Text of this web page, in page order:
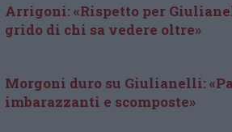
Arrigoni: «Rispetto per
grido di chi sa vedere oltre»
Morgoni duro su Giulianelli:
imbarazzanti e scomposte»